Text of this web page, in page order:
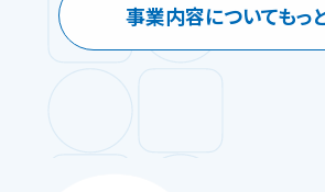
事業内容についてもっ